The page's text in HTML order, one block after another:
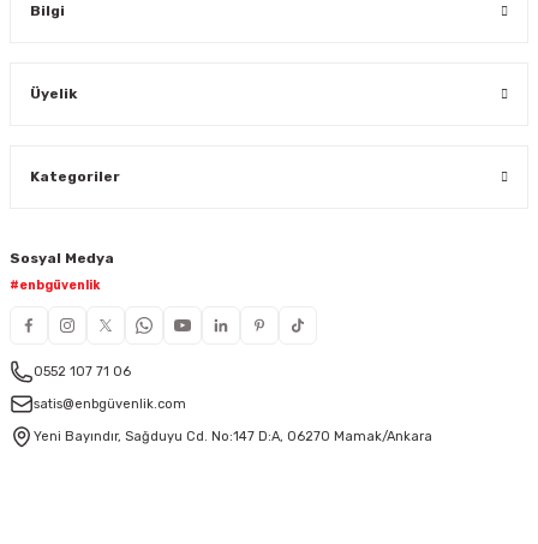
Bilgi
Üyelik
Kategoriler
Sosyal Medya
#enbgüvenlik
0552 107 71 06
satis@enbgüvenlik.com
Yeni Bayındır, Sağduyu Cd. No:147 D:A, 06270 Mamak/Ankara